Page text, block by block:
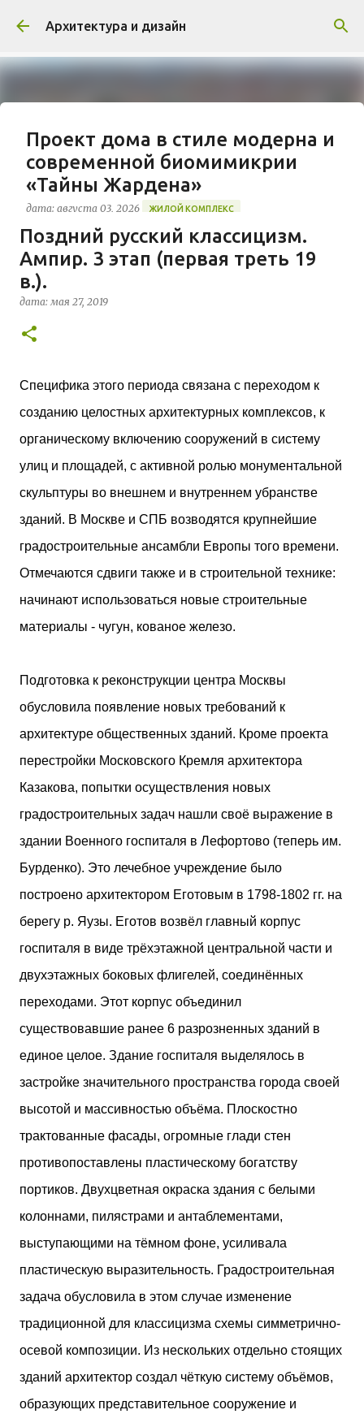
К основному контенту
Архитектура и дизайн
Проект дома в стиле модерна и
современной биомимикрии
«Тайны Жардена»
дата: августа 03, 2026 ЖИЛОЙ КОМПЛЕКС
В марте 2026 года в Монпелье завершилось
строительство знакового жилого комплекса
«Jardins Secrets» от бюро Vincent Callebaut
Architectures. Проект, расположенный на
территории бывшей пехотной школы (EAI) в
районе Cité Créative, стал примером гармоничной
интеграции современной архитектуры в
двух объектов: «Théia» (75 квартир, из которых 17
м²) и «Opale & Sens» (38 квартир, включая 11
доступных, площадь 2 845 м²). В общей сложности
строгих норм пожарной безопасности,
принципов биоразнообразия и социальной
победой в городском конкурсе 2021 года и
получением престижной награды «Серебряная
застройщиков Окситании в 2024 году. Концепция
«Jardins Secrets» — это современный
стремились объединить память о военном
0
Поздний русский классицизм.
Ампир. 3 этап (первая треть 19
в.).
дата:мая 27, 2019
Специфика этого периода связана с переходом к
созданию целостных архитектурных комплексов, к
органическому включению сооружений в систему
улиц и площадей, с активной ролью монументальной
скульптуры во внешнем и внутреннем убранстве
зданий. В Москве и СПБ возводятся крупнейшие
градостроительные ансамбли Европы того времени.
Отмечаются сдвиги также и в строительной технике:
начинают использоваться новые строительные
материалы - чугун, кованое железо.
Подготовка к реконструкции центра Москвы
обусловила появление новых требований к
архитектуре общественных зданий. Кроме проекта
перестройки Московского Кремля архитектора
Казакова, попытки осуществления новых
градостроительных задач нашли своё выражение в
здании Военного госпиталя в Лефортово (теперь им.
Бурденко). Это лечебное учреждение было
построено архитектором Еготовым в 1798-1802 гг. на
берегу р. Яузы. Еготов возвёл главный корпус
госпиталя в виде трёхэтажной центральной части и
двухэтажных боковых флигелей, соединённых
переходами. Этот корпус объединил
существовавшие ранее 6 разрозненных зданий в
единое целое. Здание госпиталя выделялось в
застройке значительного пространства города своей
высотой и массивностью объёма. Плоскостно
трактованные фасады, огромные глади стен
противопоставлены пластическому богатству
портиков. Двухцветная окраска здания с белыми
колоннами, пилястрами и антаблементами,
выступающими на тёмном фоне, усиливала
пластическую выразительность. Градостроительная
задача обусловила в этом случае изменение
традиционной для классицизма схемы симметрично-
осевой композиции. Из нескольких отдельно стоящих
зданий архитектор создал чёткую систему объёмов,
образующих представительное сооружение и